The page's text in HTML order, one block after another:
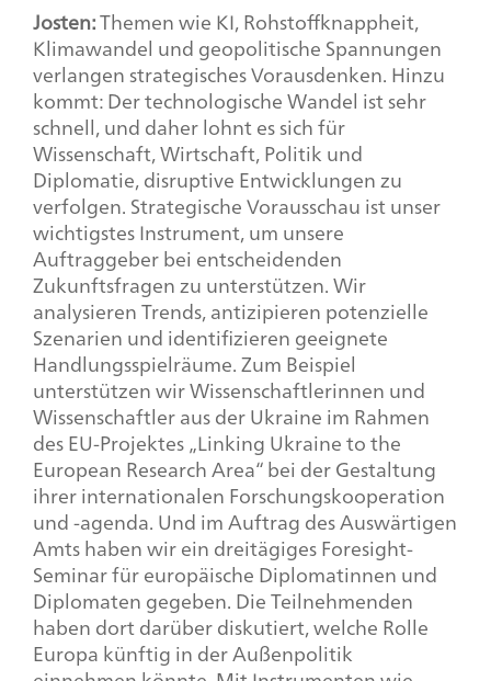
Josten:Themen wie KI, Rohstoffknappheit,
Klimawandel und geopolitische Spannungen
verlangen strategisches Vorausdenken. Hinzu
kommt: Der technologische Wandel ist sehr
schnell, und daher lohnt es sich für
Wissenschaft, Wirtschaft, Politik und
Diplomatie, disruptive Entwicklungen zu
verfolgen. Strategische Vorausschau ist unser
wichtigstes Instrument, um unsere
Auftraggeber bei entscheidenden
Zukunftsfragen zu unterstützen. Wir
analysieren Trends, antizipieren potenzielle
Szenarien und identifizieren geeignete
Handlungsspielräume. Zum Beispiel
unterstützen wir Wissenschaftlerinnen und
Wissenschaftler aus der Ukraine im Rahmen
des EU-Projektes „Linking Ukraine to the
European Research Area“ bei der Gestaltung
ihrer internationalen Forschungskooperation
und -agenda. Und im Auftrag des Auswärtigen
Amts haben wir ein dreitägigesForesight-
Seminar für europäische Diplomatinnen und
Diplomaten gegeben. Die Teilnehmenden
haben dort darüber diskutiert, welche Rolle
Europa künftig in der Außenpolitik